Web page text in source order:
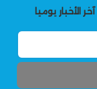
الأخبار يوميا